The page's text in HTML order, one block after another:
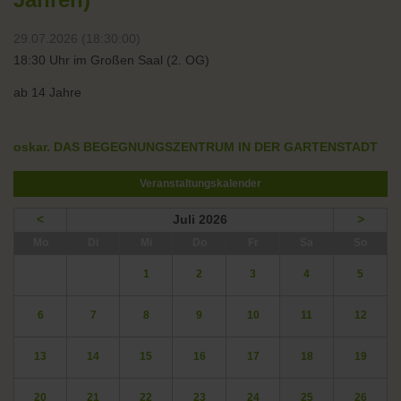
29.07.2026 (18:30:00)
18:30 Uhr im Großen Saal (2. OG)
ab 14 Jahre
oskar. DAS BEGEGNUNGSZENTRUM IN DER GARTENSTADT
Veranstaltungskalender
< Juli 2026 >
1 2 3 4 5
6 7 8 9 10 11 12
13 14 15 16 17 18 19
20 21 22 23 24 25 26